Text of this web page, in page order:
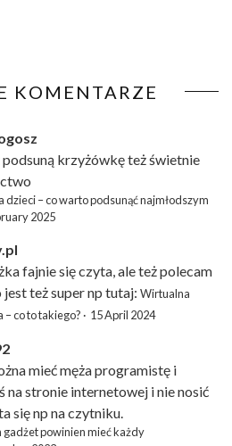
KOMENTARZE
krzyżówkęteż świetnie
– co warto podsunąć najmłodszym
2025
fajnie się czyta, ale też polecam
też super np tutaj: Wirtualna
– co to takiego? · 15 April 2024
mieć męża programistę i
na stronie internetowej i nie nosić
się np na czytniku.
gadżet powinien mieć każdy